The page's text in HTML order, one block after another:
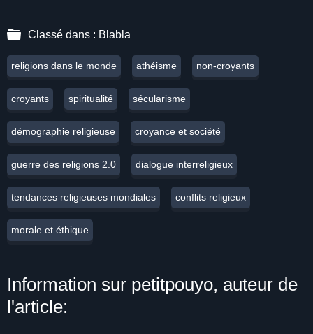
Classé dans : Blabla
religions dans le monde athéisme non-croyants
croyants spiritualité sécularisme
démographie religieuse croyance et société
guerre des religions 2.0 dialogue interreligieux
tendances religieuses mondiales conflits religieux
morale et éthique
Information sur petitpouyo, auteur de
l'article: